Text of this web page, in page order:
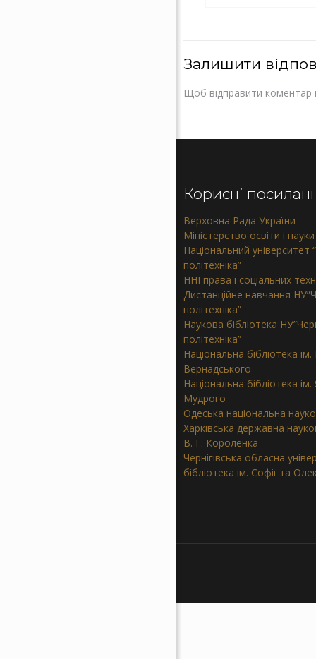
Залишити
Щоб відправити коментар
Корисні
Верховна Рада України
Міністерство освіти і
Національний університет
політехніка”
ННІ права і соціальних
Дистанційне навчання
політехніка”
Наукова бібліотека
політехніка”
Національна бібліотека ім.
Вернадського
Національна бібліотека
Мудрого
Одеська національна
Харківська державна
В. Г. Короленка
Чернігівська обласна
бібліотека ім. Софії та